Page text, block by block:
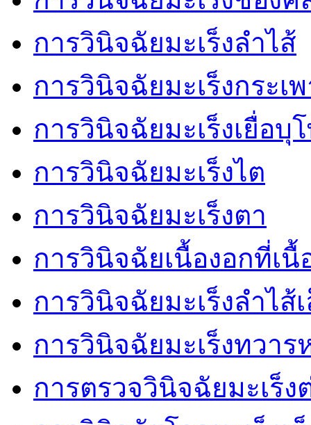
การวินิจฉัยมะเร็งลำไส้
การวินิจฉัยมะเร็งกระเ
การวินิจฉัยมะเร็งเยื่อบุ
การวินิจฉัยมะเร็งไต
การวินิจฉัยมะเร็งตา
การวินิจฉัยเนื้องอกที่เนื้
การวินิจฉัยมะเร็งลำไส้
การวินิจฉัยมะเร็งทวาร
การตรวจวินิจฉัยมะเร็